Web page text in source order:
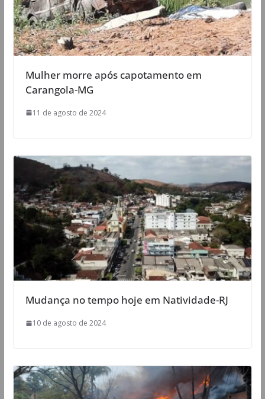
Mulher morre após capotamento em
Carangola-MG
11 de agosto de 2024
Mudança no tempo hoje em Natividade-RJ
10 de agosto de 2024